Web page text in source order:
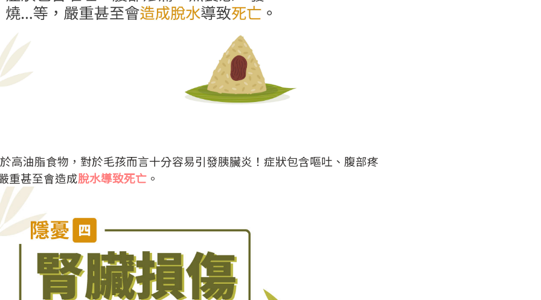
高油脂食物，對於毛孩而言十分容易引發胰臟炎！症狀包含嘔吐、腹部疼
重甚至會造成脫水導致死亡 。